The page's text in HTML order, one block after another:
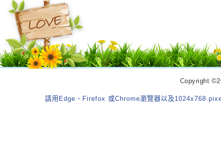
Copyright
請用Edge、Firefox 或Chrome瀏覽器以及1024x768